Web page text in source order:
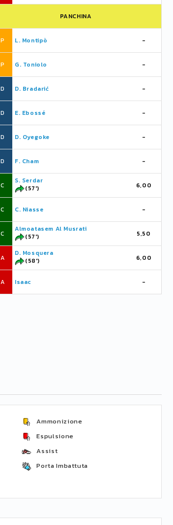
PANCHINA
P L. Montipò -
P G. Toniolo -
D D. Bradarić -
D E. Ebossé -
D D. Oyegoke -
D F. Cham -
C
S. Serdar
(57')
6,00
C C. Niasse -
C
Almoatasem Al Musrati
(57')
5,50
A
D. Mosquera
(58')
6,00
A Isaac -
Ammonizione
Espulsione
Assist
Porta Imbattuta